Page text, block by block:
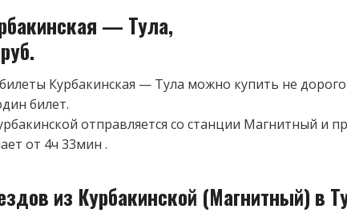
— Тула,
Курбакинская — Тула можно купить не
билет.
отправляется со станции Магнитный и
от 4ч 33мин .
из Курбакинской (Магнитный) в